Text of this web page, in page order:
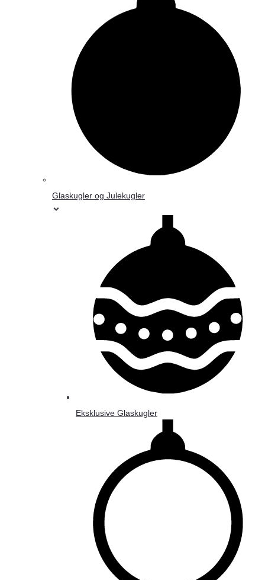
Glaskugler og Julekugler
Eksklusive Glaskugler